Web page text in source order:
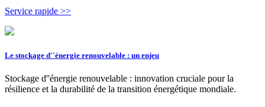
Service rapide >>
Le stockage d''énergie renouvelable : un enjeu
Stockage d''énergie renouvelable : innovation cruciale pour la
résilience et la durabilité de la transition énergétique mondiale.